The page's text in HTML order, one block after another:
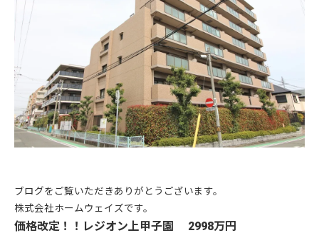
ブログをご覧いただきありがとうございます。
株式会社ホームウェイズです。
価格改定！！ レジオン上甲子園 2998万円